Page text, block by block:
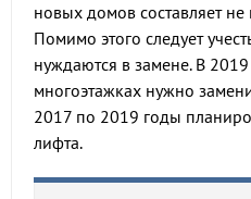
новых домов составляет
Помимо этого следует
нуждаются в замене. В
многоэтажках нужно
2017 по 2019 годы
лифта.